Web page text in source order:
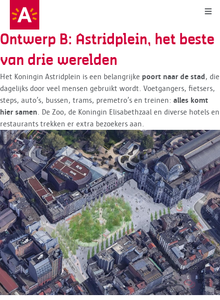
Ontwerp B: Astridplein, het beste
van drie werelden
Het Koningin Astridplein is een belangrijke poort naar de stad, die
dagelijks door veel mensen gebruikt wordt. Voetgangers, fietsers,
steps, auto’s, bussen, trams, premetro’s en treinen: alles komt
hier samen. De Zoo, de Koningin Elisabethzaal en diverse hotels en
restaurants trekken er extra bezoekers aan.